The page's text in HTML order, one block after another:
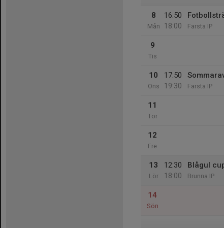
8
Mån
16:50
18:00
Farsta IP
9
Tis
10
Ons
17:50
19:30
Farsta IP
11
Tor
12
Fre
13
Lör
12:30
18:00
Blågul
Brunna IP
14
Sön